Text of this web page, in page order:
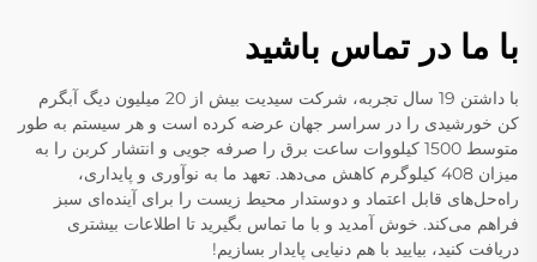
با ما در تماس باشید
با داشتن 19 سال تجربه، شرکت سیدیت بیش از 20 میلیون دیگ آبگرم
کن خورشیدی را در سراسر جهان عرضه کرده است و هر سیستم به طور
متوسط 1500 کیلووات ساعت برق را صرفه جویی و انتشار کربن را به
میزان 408 کیلوگرم کاهش می‌دهد. تعهد ما به نوآوری و پایداری،
راه‌حل‌های قابل اعتماد و دوستدار محیط زیست را برای آینده‌ای سبز
فراهم می‌کند. خوش آمدید و با ما تماس بگیرید تا اطلاعات بیشتری
دریافت کنید، بیایید با هم دنیایی پایدار بسازیم!